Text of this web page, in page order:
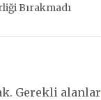
Bırakmadı
Gerekli alanlar